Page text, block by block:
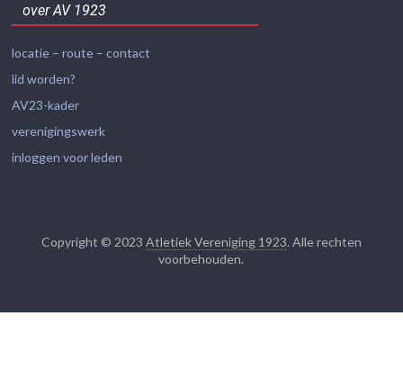
over AV 1923
locatie – route – contact
lid worden?
AV23-kader
verenigingswerk
inloggen voor leden
Copyright © 2023 Atletiek Vereniging 1923. Alle rechten
voorbehouden.